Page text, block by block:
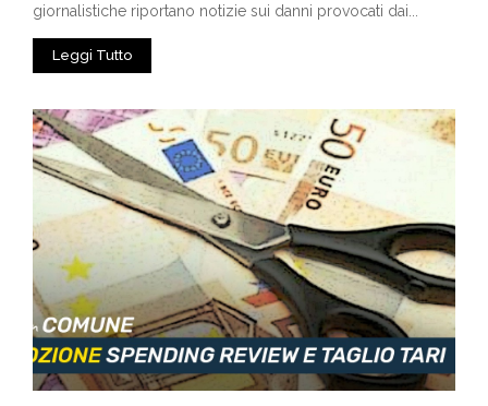
giornalistiche riportano notizie sui danni provocati dai...
Leggi Tutto